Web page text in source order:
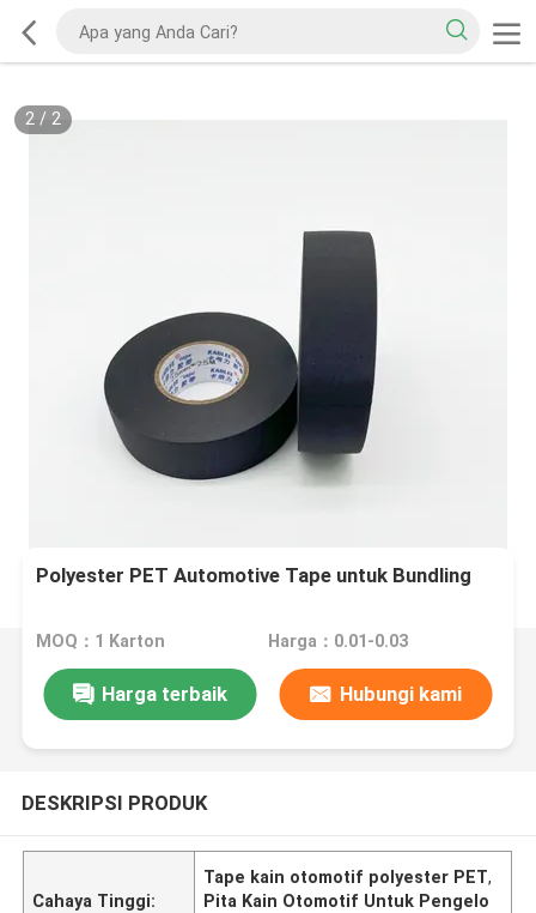
2/ 2
Polyester PET Automotive Tape untuk Bundling
MOQ：1 Karton Harga：0.01-0.03
Harga terbaik Hubungi kami
DESKRIPSI PRODUK
Cahaya Tinggi:
Tape kain otomotif polyester PET,
Pita Kain Otomotif Untuk Pengelo